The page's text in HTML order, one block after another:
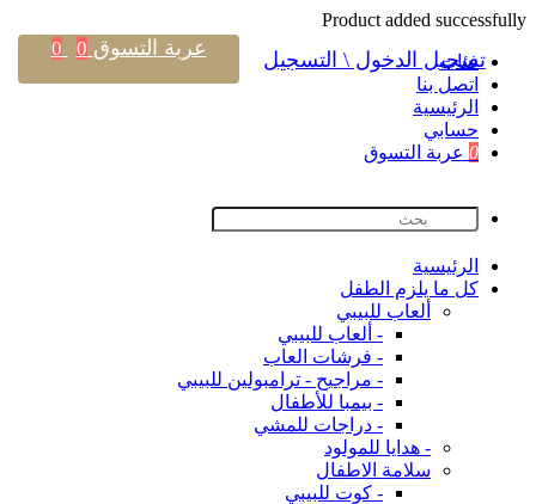
Product added successfully
فئات
اتصل بنا
اﻟﺮﺋﻴﺴﻴﺔ
حسابي
0 عربة التسوق
اﻟﺮﺋﻴﺴﻴﺔ
كل ما يلزم الطفل
ألعاب للبيبي
- ألعاب للبيبي
- فرشات العاب
- مراجيح - ترامبولين للبيبي
- بيمبا للأطفال
- دراجات للمشي
- هدايا للمولود
سلامة الاطفال
- كوت للبيبي
تسجيل الدخول \ التسجيل عربة التسوق 0
0